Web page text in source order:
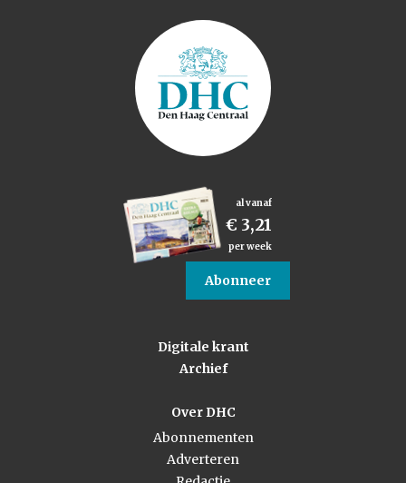
al vanaf
€ 3,21
per week
Abonneer
Digitale krant
Archief
Over DHC
Abonnementen
Adverteren